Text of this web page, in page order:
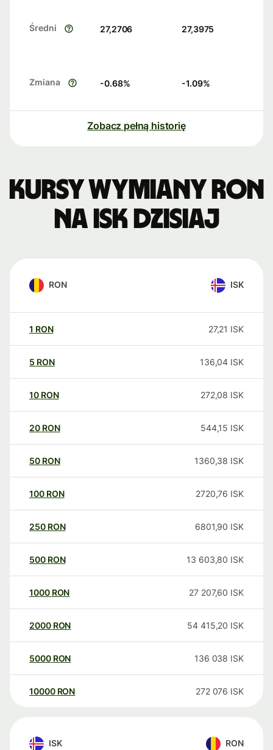
Średni 27,2706 27,3975
Zmiana -0.68% -1.09%
Zobacz pełną historię
Kursy wymiany RON
na ISK dzisiaj
RON ISK
1 RON 27,21 ISK
5 RON 136,04 ISK
10 RON 272,08 ISK
20 RON 544,15 ISK
50 RON 1360,38 ISK
100 RON 2720,76 ISK
250 RON 6801,90 ISK
500 RON 13 603,80 ISK
1000 RON 27 207,60 ISK
2000 RON 54 415,20 ISK
5000 RON 136 038 ISK
10000 RON 272 076 ISK
ISK RON